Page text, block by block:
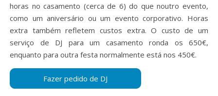
horas no casamento (cerca de 6) do que noutro evento,
como um aniversário ou um evento corporativo. Horas
extra também refletem custos extra. O custo de um
serviço de DJ para um casamento ronda os 650€,
enquanto para outra festa normalmente está nos 450€.